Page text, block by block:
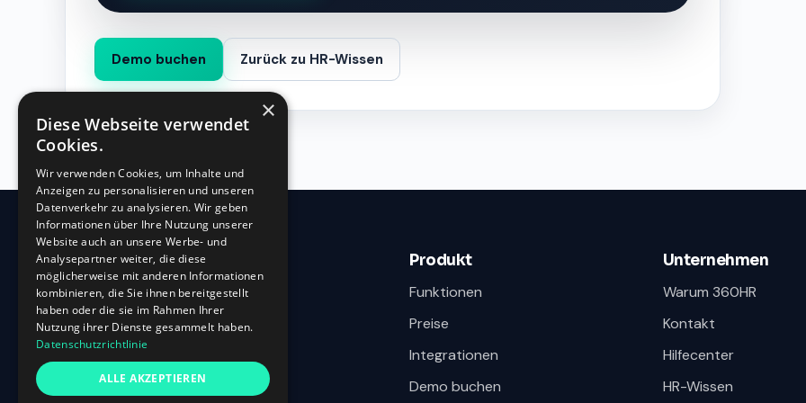
Demo buchen Zurück zu HR-Wissen
360HR
Oberbilker Allee 315
D-40227 Düsseldorf
+49 (0)211-87 507 907
Produkt
Funktionen
Preise
Integrationen
Demo buchen
Unternehmen
Warum 360HR
Kontakt
Hilfecenter
HR-Wissen
×
Diese Webseite verwendet
Cookies.
Wir verwenden Cookies, um Inhalte und
Anzeigen zu personalisieren und unseren
Datenverkehr zu analysieren. Wir geben
Informationen über Ihre Nutzung unserer
Website auch an unsere Werbe- und
Analysepartner weiter, die diese
möglicherweise mit anderen Informationen
kombinieren, die Sie ihnen bereitgestellt
haben oder die sie im Rahmen Ihrer
Nutzung ihrer Dienste gesammelt haben.
Datenschutzrichtlinie
ALLE AKZEPTIEREN